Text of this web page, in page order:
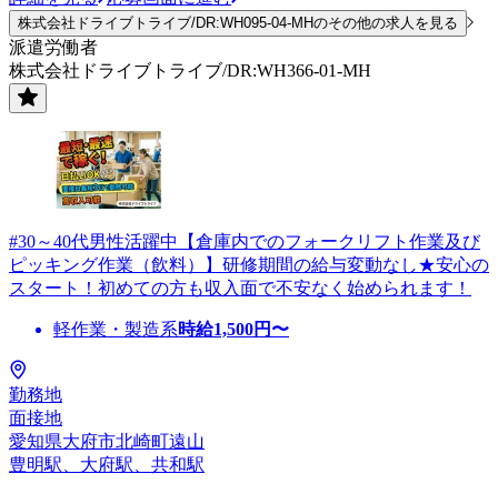
株式会社ドライブトライブ/DR:WH095-04-MHのその他の求人を見る
派遣労働者
株式会社ドライブトライブ/DR:WH366-01-MH
#30～40代男性活躍中【倉庫内でのフォークリフト作業及び
ピッキング作業（飲料）】研修期間の給与変動なし★安心の
スタート！初めての方も収入面で不安なく始められます！
軽作業・製造系時給1,500円〜
勤務地
面接地
愛知県大府市北崎町遠山
豊明駅、大府駅、共和駅